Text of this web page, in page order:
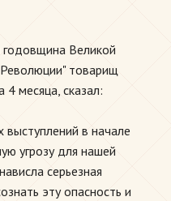
Великой
товарищ
4 месяца, сказал:
в начале
угрозу для нашей
серьезная
эту опасность и